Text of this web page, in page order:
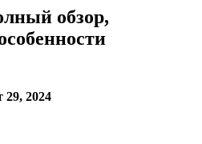
обзор,
29, 2024